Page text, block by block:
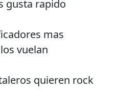
gusta rapido
mas
vuelan
quieren rock